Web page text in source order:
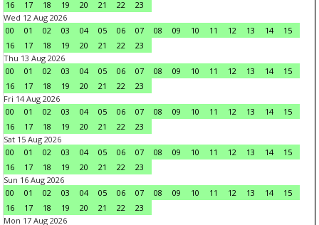
16
17 18 19 20 21 22
23
Wed 12 Aug 2026
00
01 02 03 04 05 06 07 08 09 10 11 12 13 14
15
16
17 18 19 20 21 22
23
Thu 13 Aug 2026
00
01 02 03 04 05 06 07 08 09 10 11 12 13 14
15
16
17 18 19 20 21 22
23
Fri 14 Aug 2026
00
01 02 03 04 05 06 07 08 09 10 11 12 13 14
15
16
17 18 19 20 21 22
23
Sat 15 Aug 2026
00
01 02 03 04 05 06 07 08 09 10 11 12 13 14
15
16
17 18 19 20 21 22
23
Sun 16 Aug 2026
00
01 02 03 04 05 06 07 08 09 10 11 12 13 14
15
16
17 18 19 20 21 22
23
Mon 17 Aug 2026